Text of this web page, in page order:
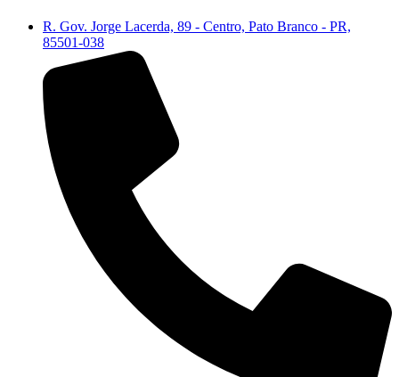
R. Gov. Jorge Lacerda, 89 - Centro, Pato Branco - PR,
85501-038